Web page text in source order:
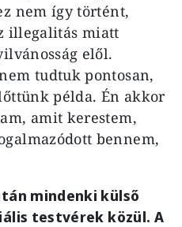
nem így történt,
illegalitás miatt
elől.
tudtuk pontosan,
példa. Én akkor
amit kerestem,
bennem,
mindenki külső
testvérek közül. A